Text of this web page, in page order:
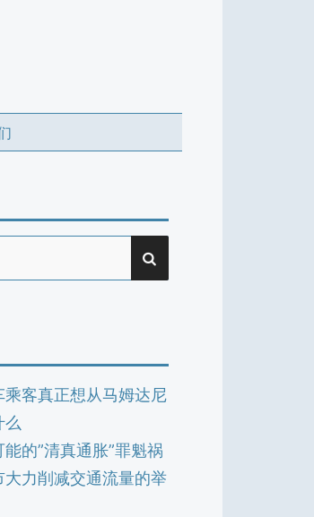
乘客真正想从马姆达尼
么
的”清真通胀”罪魁祸
大力削减交通流量的举